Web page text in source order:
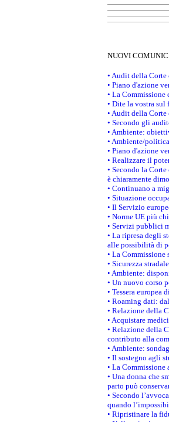
NUOVI
• Audit della Corte
• Piano d'azione
• La
• Dite la vostra
• Audit della
• Secondo gli
• Ambiente:
• Ambiente/
• Piano d'azione
• Realizzare il
• Secondo la
è chiaramente
• Continuano a
• Situazione
• Il Servizio
• Norme UE più
• Servizi pubblici
• La ripresa degli
alle possibilità di
• La
• Sicurezza
• Ambiente:
• Un nuovo corso
• Tessera
• Roaming dati:
• Relazione della
• Acquistare
• Relazione della
contributo alla
• Ambiente:
• Il sostegno agli
• La Commissione
• Una donna che
parto può
• Secondo
quando
• Ripristinare la